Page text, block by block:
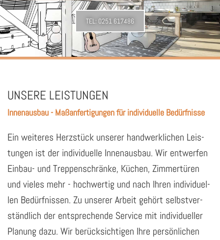
TEL: 0251 617486
UNSERE LEISTUNGEN
Innenausbau - Maßanfertigungen für individuelle Bedürfnisse
Ein wei­te­res Herz­stück un­se­rer hand­werk­li­chen Leis­
tun­gen ist der in­di­vi­du­el­le In­nen­aus­bau. Wir ent­wer­fen
Ein­bau­- und Trep­pen­schrän­ke, Kü­chen, Zim­mer­tü­ren
und vie­les mehr - hoch­wer­tig und nach Ihren in­di­vi­du­el­
len Be­dürf­nis­sen. Zu un­se­rer Ar­beit ge­hört selbst­ver­
ständ­lich der ent­spre­chen­de Ser­vice mit in­di­vi­du­el­ler
Pla­nung dazu. Wir be­rück­sich­ti­gen Ihre per­sön­li­chen